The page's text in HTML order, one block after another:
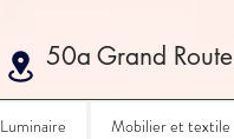
50a Grand
Luminaire Mobilier et textile